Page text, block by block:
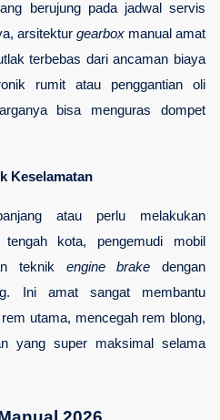
berujung pada jadwal servis
arsitektur gearbox manual amat
terbebas dari ancaman biaya
rumit atau penggantian oli
bisa menguras dompet
Keselamatan
atau perlu melakukan
kota, pengemudi mobil
teknik engine brake dengan
Ini amat sangat membantu
utama, mencegah rem blong,
yang super maksimal selama